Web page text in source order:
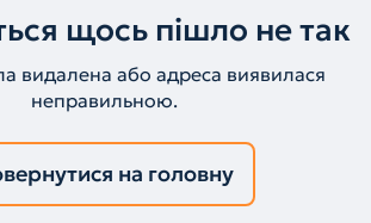
щось пішло не так
видалена або адреса виявилася
неправильною.
на головну